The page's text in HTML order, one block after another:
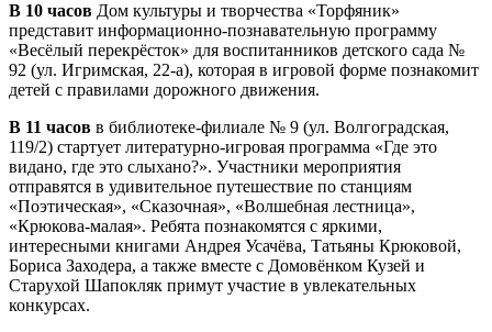
В 10 часов Дом культуры и творчества «Торфяник»
представит информационно-познавательную программу
«Весёлый перекрёсток» для воспитанников детского сада №
92 (ул. Игримская, 22-а), которая в игровой форме познакомит
детей с правилами дорожного движения.
В 11 часов в библиотеке-филиале № 9 (ул. Волгоградская,
119/2) стартует литературно-игровая программа «Где это
видано, где это слыхано?». Участники мероприятия
отправятся в удивительное путешествие по станциям
«Поэтическая», «Сказочная», «Волшебная лестница»,
«Крюкова-малая». Ребята познакомятся с яркими,
интересными книгами Андрея Усачёва, Татьяны Крюковой,
Бориса Заходера, а также вместе с Домовёнком Кузей и
Старухой Шапокляк примут участие в увлекательных
конкурсах.